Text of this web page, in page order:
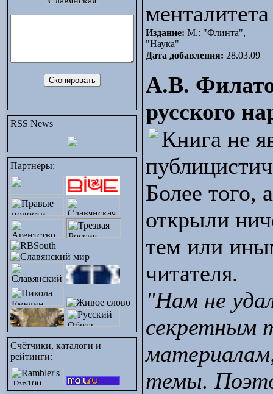
RSS News
Партнёры:
Счётчики, каталоги и
рейтинги:
Издание: М.: "Флинта",
"Наука"
Дата добавления: 28.03.09
А.В.
русского
Книга не
Более того,
открыли
тем или
читателя.
"Нам не
секретным
темы.